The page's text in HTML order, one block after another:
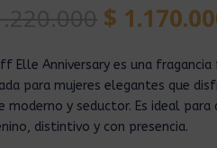
$
Elle Anniversary es una
para mujeres elegantes que
moderno y seductor. Es ideal para
distintivo y con presencia.